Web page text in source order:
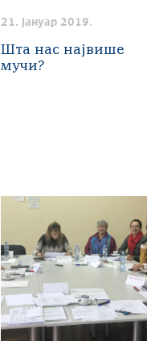
21. јануар 2019.
Шта нас највише
мучи?